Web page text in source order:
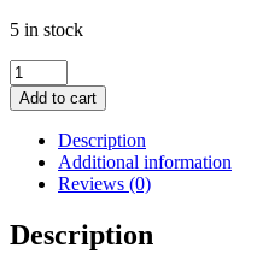
5 in stock
iPhone
7
Plus
LCD
Touch
Display
Skærm
(OEM)
Add to cart
Description
Additional information
Reviews (0)
Description